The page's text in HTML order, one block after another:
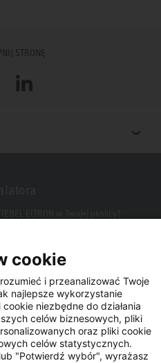
STRONĘ
LinkedIn
cookie
i przeanalizować Twoje
najlepsze wykorzystanie
niezbędne do działania
celów biznesowych, pliki
oraz pliki cookie
celów statystycznych.
"Potwierdź wybór", wyrażasz